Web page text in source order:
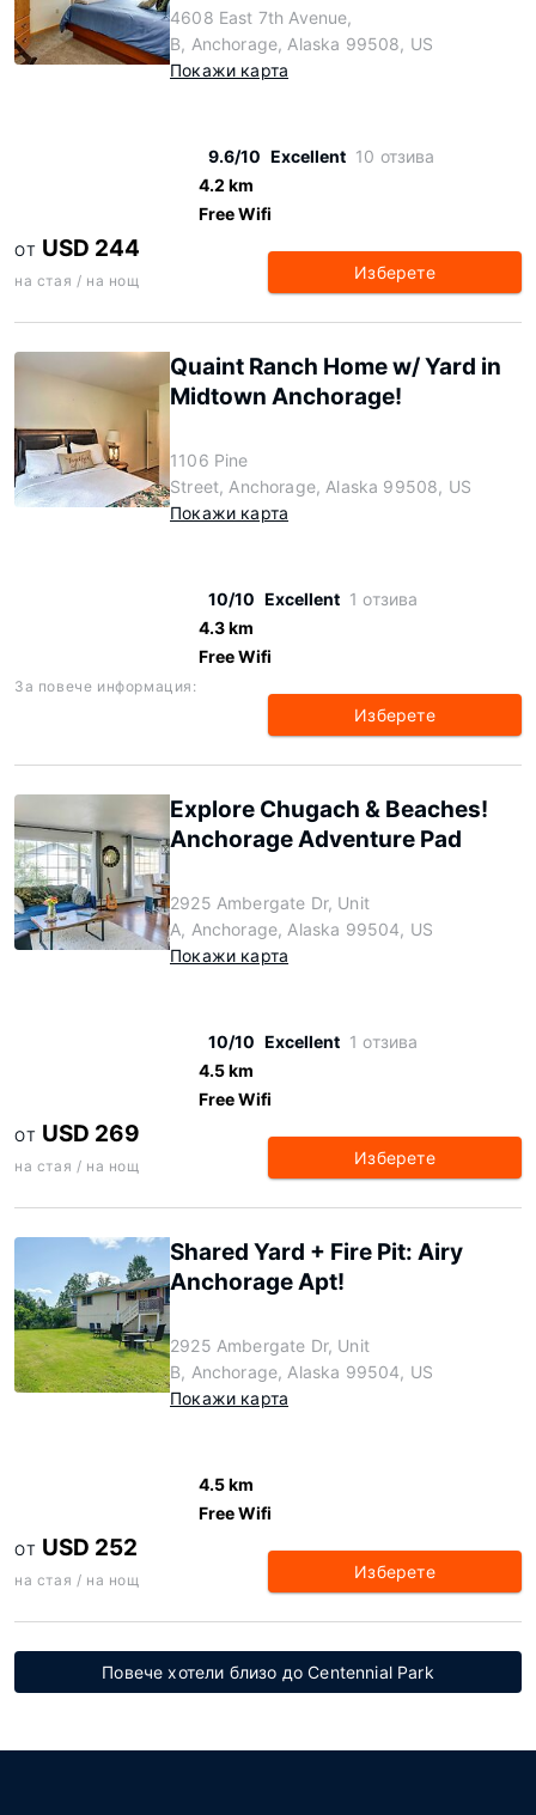
4608 East 7th Avenue,
B, Anchorage, Alaska 99508, US
Покажи карта
9.6/10 Excellent 10 отзива
4.2 km
Free Wifi
ОТ USD 244
на стая / на нощ Изберете
Quaint Ranch Home w/ Yard in
Midtown Anchorage!
1106 Pine
Street, Anchorage, Alaska 99508, US
Покажи карта
10/10 Excellent 1 отзива
4.3 km
Free Wifi
За повече информация:
Изберете
Explore Chugach & Beaches!
Anchorage Adventure Pad
2925 Ambergate Dr, Unit
A, Anchorage, Alaska 99504, US
Покажи карта
10/10 Excellent 1 отзива
4.5 km
Free Wifi
ОТ USD 269
на стая / на нощ Изберете
Shared Yard + Fire Pit: Airy
Anchorage Apt!
2925 Ambergate Dr, Unit
B, Anchorage, Alaska 99504, US
Покажи карта
4.5 km
Free Wifi
ОТ USD 252
на стая / на нощ Изберете
Повече хотели близо до Centennial Park